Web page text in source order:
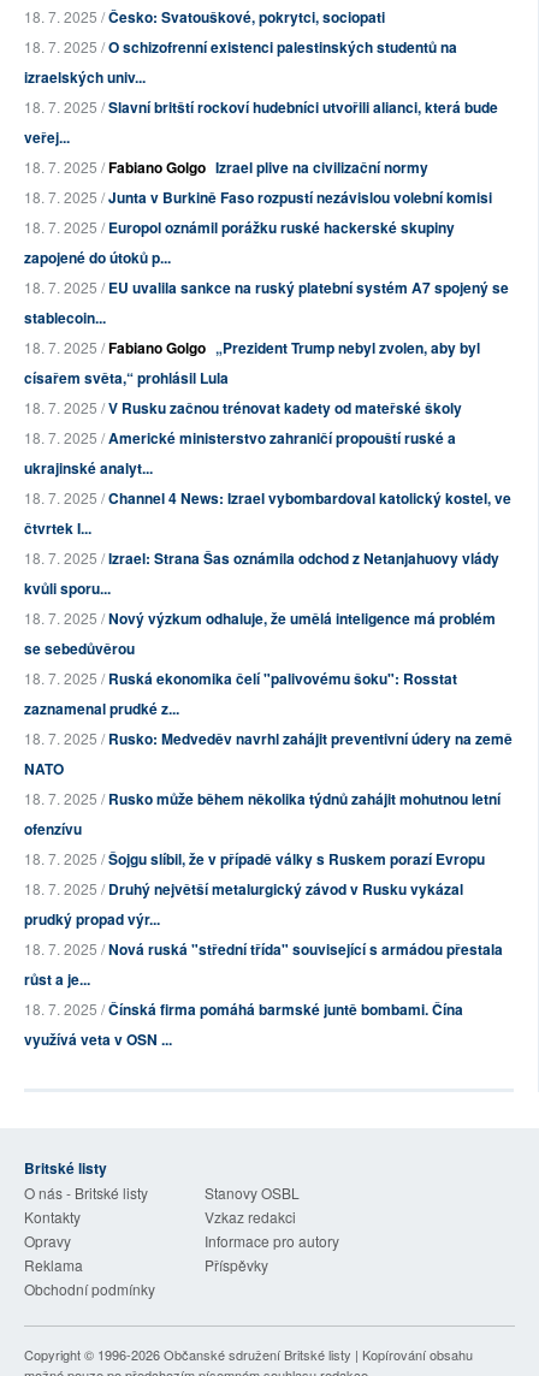
18. 7. 2025 /Česko: Svatouškové, pokrytci, sociopati
18. 7. 2025 /O schizofrenní existenci palestinských studentů na
izraelských univ...
18. 7. 2025 /Slavní britští rockoví hudebníci utvořili alianci, která bude
veřej...
18. 7. 2025 /Fabiano Golgo Izrael plive na civilizační normy
18. 7. 2025 /Junta v Burkině Faso rozpustí nezávislou volební komisi
18. 7. 2025 /Europol oznámil porážku ruské hackerské skupiny
zapojené do útoků p...
18. 7. 2025 /EU uvalila sankce na ruský platební systém A7 spojený se
stablecoin...
18. 7. 2025 /Fabiano Golgo „Prezident Trump nebyl zvolen, aby byl
císařem světa,“ prohlásil Lula
18. 7. 2025 /V Rusku začnou trénovat kadety od mateřské školy
18. 7. 2025 /Americké ministerstvo zahraničí propouští ruské a
ukrajinské analyt...
18. 7. 2025 /Channel 4 News: Izrael vybombardoval katolický kostel, ve
čtvrtek I...
18. 7. 2025 /Izrael: Strana Šas oznámila odchod z Netanjahuovy vlády
kvůli sporu...
18. 7. 2025 /Nový výzkum odhaluje, že umělá inteligence má problém
se sebedůvěrou
18. 7. 2025 /Ruská ekonomika čelí "palivovému šoku": Rosstat
zaznamenal prudké z...
18. 7. 2025 /Rusko: Medveděv navrhl zahájit preventivní údery na země
NATO
18. 7. 2025 /Rusko může během několika týdnů zahájit mohutnou letní
ofenzívu
18. 7. 2025 /Šojgu slíbil, že v případě války s Ruskem porazí Evropu
18. 7. 2025 /Druhý největší metalurgický závod v Rusku vykázal
prudký propad výr...
18. 7. 2025 /Nová ruská "střední třída" související s armádou přestala
růst a je...
18. 7. 2025 /Čínská firma pomáhá barmské juntě bombami. Čína
využívá veta v OSN ...
Britské listy
O nás - Britské listy
Stanovy OSBL
Kontakty
Vzkaz redakci
Opravy
Informace pro autory
Reklama
Příspěvky
Obchodní podmínky
Copyright © 1996-2026Občanské sdružení Britské listy | Kopírování obsahu